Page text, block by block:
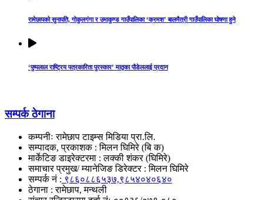
रामेछापको सुनापति, गोकुलगंगा र उमाकुण्ड गाउँपालिका ‘क्रमश’ बालमैत्री गाउँपालिका घोषणा हुने
‘पुष्पलाल राष्ट्रिय पत्रकारिता पुरस्कार’ मातृका पौडेललाई प्रदान
सम्पर्क ठेगाना
कम्पनीः रामेछाप टाइम्स मिडिया प्रा‌.लि.
सम्पादक, प्रकाशक : मिलन घिमिरे (बि क)
मार्केटिङ डाइरेक्टरमा : लक्की शंकर (घिमिरे)
समाचार प्रमुख/ म्यानेजिङ डिरेक्टर : मिलन घिमिरे
सम्पर्क नं : ९८६०८८६५३७,९८५४०४०६४०
ठेगाना : रामेछाप, मन्थली